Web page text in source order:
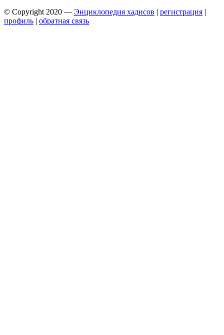
© Copyright 2020 — Энциклопедия хадисов | регистрация |
профиль | обратная связь